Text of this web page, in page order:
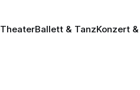
TheaterBallett & TanzKonzert